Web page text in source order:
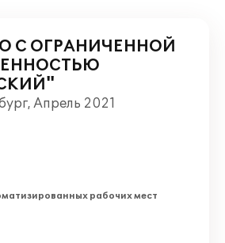
С ОГРАНИЧЕННОЙ
Апрель 2021
рабочих мест